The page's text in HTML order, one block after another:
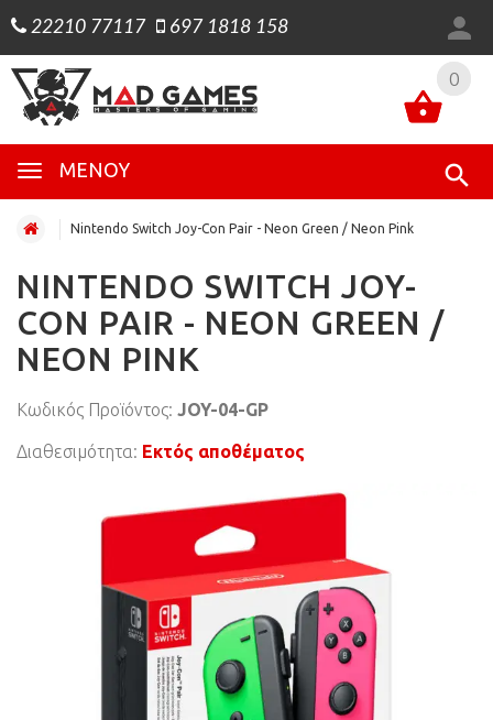
22210 77117 697 1818 158
0
ΜΕΝΟΎ
0
Nintendo Switch Joy-Con Pair - Neon Green / Neon Pink
NINTENDO SWITCH JOY-
CON PAIR - NEON GREEN /
NEON PINK
Κωδικός Προϊόντος: JOY-04-GP
Διαθεσιμότητα: Εκτός αποθέματος